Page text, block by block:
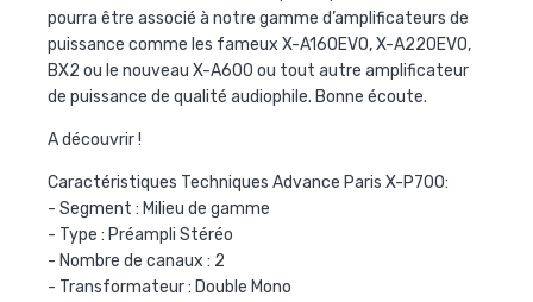
pourra être associé à notre gamme d’amplificateurs de
puissance comme les fameux X-A160EVO, X-A220EVO,
BX2 ou le nouveau X-A600 ou tout autre amplificateur
de puissance de qualité audiophile. Bonne écoute.
A découvrir !
Caractéristiques Techniques Advance Paris X-P700:
- Segment : Milieu de gamme
- Type : Préampli Stéréo
- Nombre de canaux : 2
- Transformateur : Double Mono